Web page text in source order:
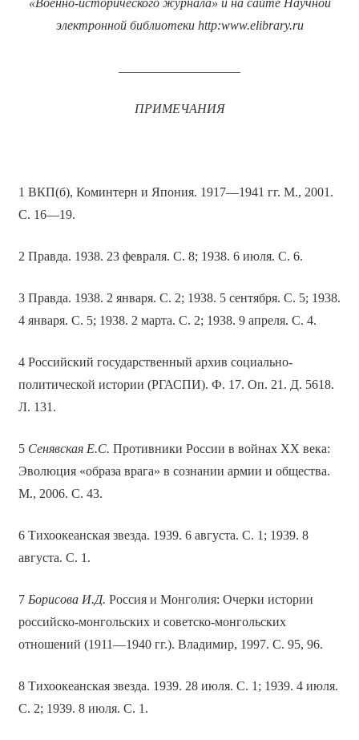
«Военно-исторического журнала» и на сайте Научной
электронной библиотеки http:www.elibrary.ru
ПРИМЕЧАНИЯ
1 ВКП(б), Коминтерн и Япония. 1917—1941 гг. М., 2001.
С. 16—19.
2 Правда. 1938. 23 февраля. С. 8; 1938. 6 июля. С. 6.
3 Правда. 1938. 2 января. С. 2; 1938. 5 сентября. С. 5; 1938.
4 января. С. 5; 1938. 2 марта. С. 2; 1938. 9 апреля. С. 4.
4 Российский государственный архив социально-
политической истории (РГАСПИ). Ф. 17. Оп. 21. Д. 5618.
Л. 131.
5 Сенявская Е.С. Противники России в войнах XX века:
Эволюция «образа врага» в сознании армии и общества.
М., 2006. С. 43.
6 Тихоокеанская звезда. 1939. 6 августа. С. 1; 1939. 8
августа. С. 1.
7 Борисова И.Д. Россия и Монголия: Очерки истории
российско-монгольских и советско-монгольских
отношений (1911—1940 гг.). Владимир, 1997. С. 95, 96.
8 Тихоокеанская звезда. 1939. 28 июля. С. 1; 1939. 4 июля.
С. 2; 1939. 8 июля. С. 1.